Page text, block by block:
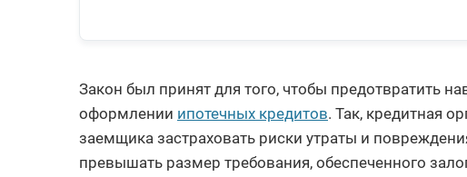
Закон был принят для того, чтобы предотвратить
оформлении ипотечных кредитов. Так, кредитная
заемщика застраховать риски утраты и
превышать размер требования, обеспеченного